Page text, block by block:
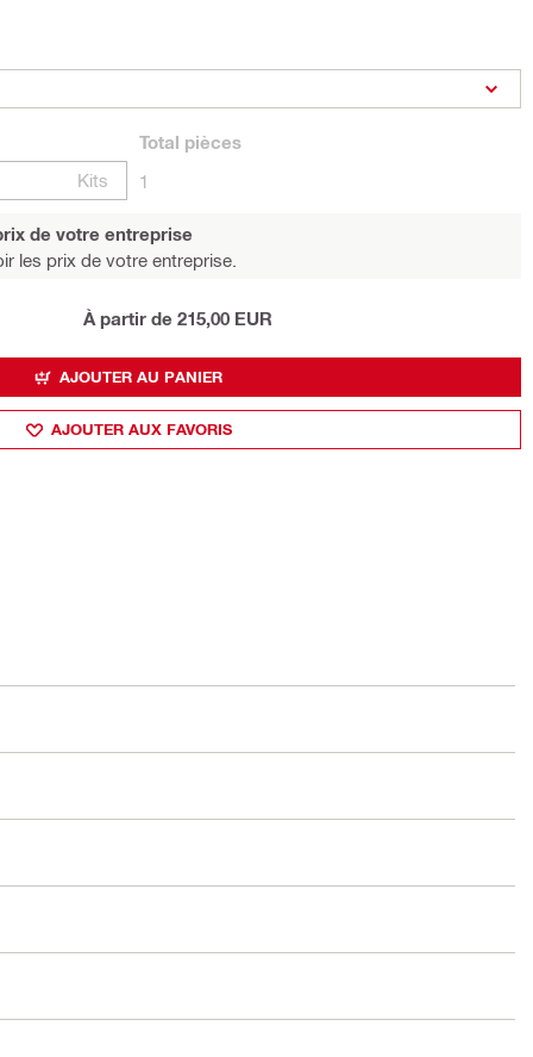
Kits
Total pièces
1
de votre entreprise
les prix de votre entreprise.
À partir de 215,00 EUR
AJOUTER AU PANIER
AJOUTER AUX FAVORIS